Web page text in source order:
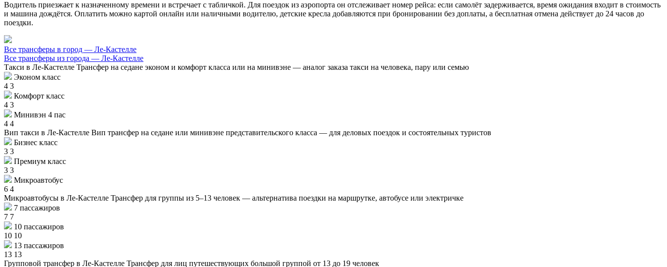
Водитель приезжает к назначенному времени и встречает с табличкой. Для поездок из аэропорта он отслеживает номер рейса: если самолёт задерживается, время ожидания входит в стоимость
и машина дождётся. Оплатить можно картой онлайн или наличными водителю, детские кресла добавляются при бронировании без доплаты, а бесплатная отмена действует до 24 часов до
поездки.
Все трансферы в город — Ле-Кастелле
Все трансферы из города — Ле-Кастелле
Такси в Ле-Кастелле Трансфер на седане эконом и комфорт класса или на минивэне — аналог заказа такси на человека, пару или семью
Эконом класс
4 3
Комфорт класс
4 3
Минивэн 4 пас
4 4
Вип такси в Ле-Кастелле Вип трансфер на седане или минивэне представительского класса — для деловых поездок и состоятельных туристов
Бизнес класс
3 3
Премиум класс
3 3
Микроавтобус
6 4
Микроавтобусы в Ле-Кастелле Трансфер для группы из 5–13 человек — альтернатива поездки на маршрутке, автобусе или электричке
7 пассажиров
7 7
10 пассажиров
10 10
13 пассажиров
13 13
Групповой трансфер в Ле-Кастелле Трансфер для лиц путешествующих большой группой от 13 до 19 человек